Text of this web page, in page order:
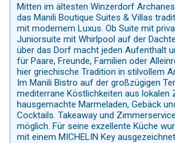
Mitten im ältesten Winzerdorf
das Manili Boutique Suites & Villas
mit modernem Luxus. Ob Suite mit
Juniorsuite mit Whirlpool auf der
über das Dorf macht jeden Aufenthalt
für Paare, Freunde, Familien oder
hier griechische Tradition in stilvollem
Im Manili Bistro auf der großzügigen
mediterrane Köstlichkeiten aus lokalen
hausgemachte Marmeladen, Gebäck
Cocktails. Takeaway und
möglich. Für seine exzellente Küche
mit einem MICHELIN Key